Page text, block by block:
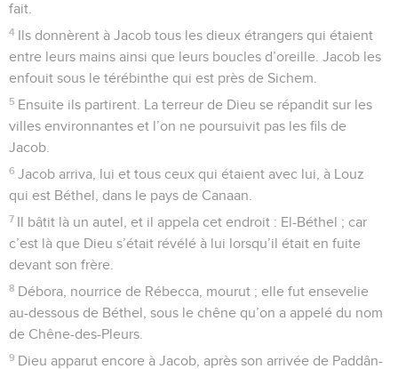
fait.
4 Ils donnèrent à Jacob tous les dieux étrangers qui étaient
entre leurs mains ainsi que leurs boucles d’oreille. Jacob les
enfouit sous le térébinthe qui est près de Sichem.
5 Ensuite ils partirent. La terreur de Dieu se répandit sur les
villes environnantes et l’on ne poursuivit pas les fils de
Jacob.
6 Jacob arriva, lui et tous ceux qui étaient avec lui, à Louz
qui est Béthel, dans le pays de Canaan.
7 Il bâtit là un autel, et il appela cet endroit : El-Béthel ; car
c’est là que Dieu s’était révélé à lui lorsqu’il était en fuite
devant son frère.
8 Débora, nourrice de Rébecca, mourut ; elle fut ensevelie
au-dessous de Béthel, sous le chêne qu’on a appelé du nom
de Chêne-des-Pleurs.
9 Dieu apparut encore à Jacob, après son arrivée de Paddân-